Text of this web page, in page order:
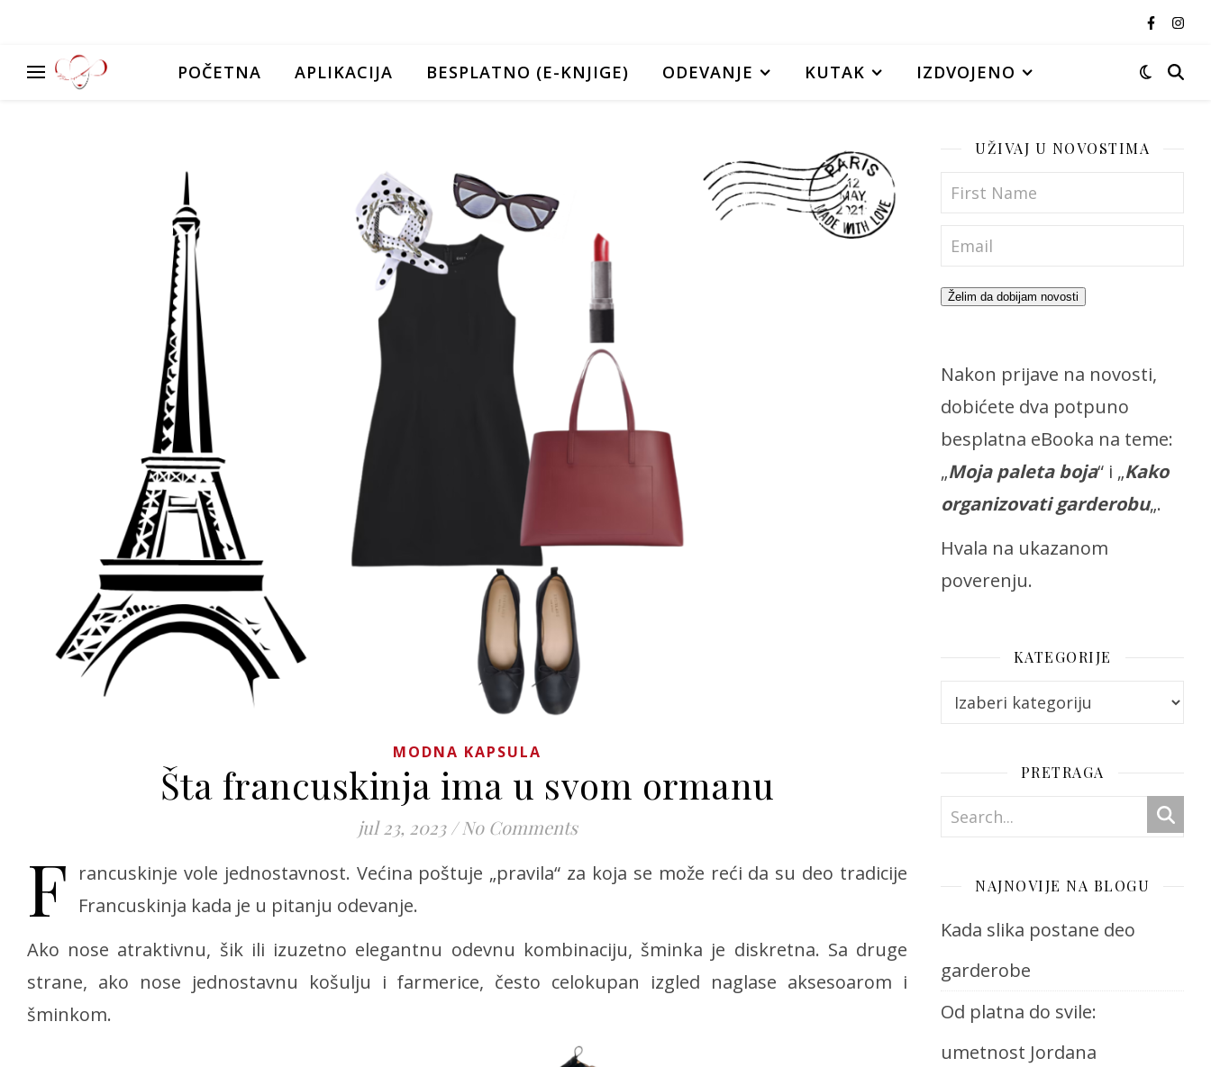
POČETNA APLIKACIJA BESPLATNO (E-KNJIGE) ODEVANJE KUTAK IZDVOJENO
MODNA KAPSULA
Šta francuskinja ima u svom ormanu
jul 23, 2023 / No Comments
F rancuskinje vole jednostavnost. Većina poštuje „pravila“ za koja se može reći da su deo tradicije
Francuskinja kada je u pitanju odevanje.
Ako nose atraktivnu, šik ili izuzetno elegantnu odevnu kombinaciju, šminka je diskretna. Sa druge
strane, ako nose jednostavnu košulju i farmerice, često celokupan izgled naglase aksesoarom i
šminkom.
UŽIVAJ U NOVOSTIMA
Želim da dobijam novosti
Nakon prijave na novosti,
dobićete dva potpuno
besplatna eBooka na teme:
„Moja paleta boja“ i „Kako
organizovati garderobu„.
Hvala na ukazanom
poverenju.
KATEGORIJE
Kategorije
PRETRAGA
NAJNOVIJE NA BLOGU
Kada slika postane deo
garderobe
Od platna do svile:
umetnost Jordana